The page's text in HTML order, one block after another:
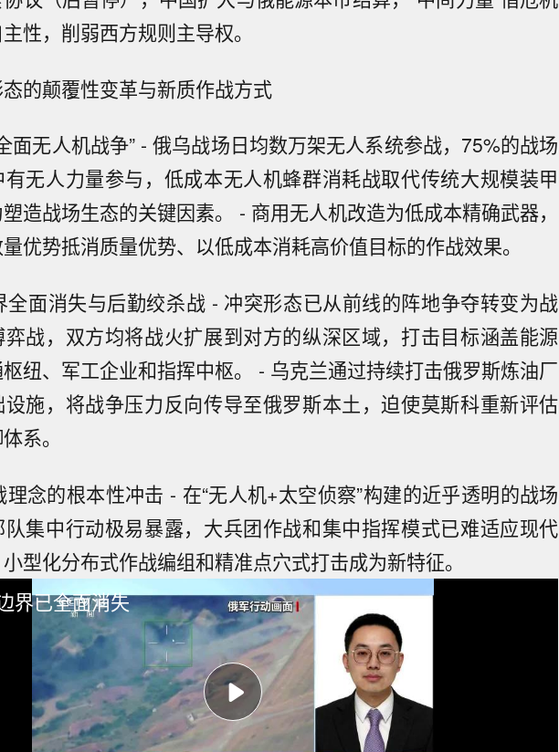
性，削弱西方规则主导权。
的颠覆性变革与新质作战方式
面无人机战争” - 俄乌战场日均数万架无人系统参战，75%的战场
有无人力量参与，低成本无人机蜂群消耗战取代传统大规模装甲
造战场生态的关键因素。 - 商用无人机改造为低成本精确武器，
优势抵消质量优势、以低成本消耗高价值目标的作战效果。
全面消失与后勤绞杀战 - 冲突形态已从前线的阵地争夺转变为战
战，双方均将战火扩展到对方的纵深区域，打击目标涵盖能源
纽、军工企业和指挥中枢。 - 乌克兰通过持续打击俄罗斯炼油厂
施，将战争压力反向传导至俄罗斯本土，迫使莫斯科重新评估
系。
念的根本性冲击 - 在“无人机+太空侦察”构建的近乎透明的战场
集中行动极易暴露，大兵团作战和集中指挥模式已难适应现代
型化分布式作战编组和精准点穴式打击成为新特征。
界已全面消失